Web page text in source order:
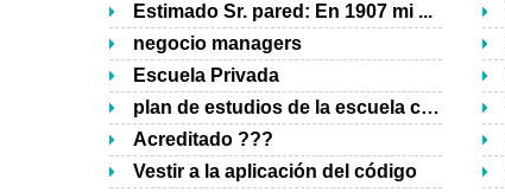
Estimado Sr. pared: En 1907 mi ...
negocio managers
Escuela Privada
plan de estudios de la escuela católica
Acreditado ???
Vestir a la aplicación del código